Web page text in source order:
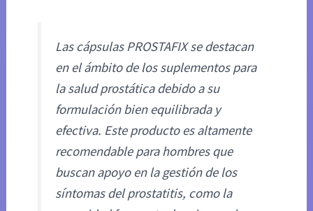
Las cápsulas PROSTAFIX se destacan
en el ámbito de los suplementos para
la salud prostática debido a su
formulación bien equilibrada y
efectiva. Este producto es altamente
recomendable para hombres que
buscan apoyo en la gestión de los
síntomas del prostatitis, como la